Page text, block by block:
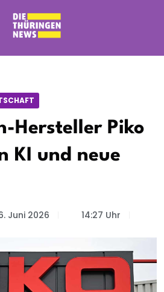
Hersteller Piko
KI und neue
Juni 2026 14:27 Uhr